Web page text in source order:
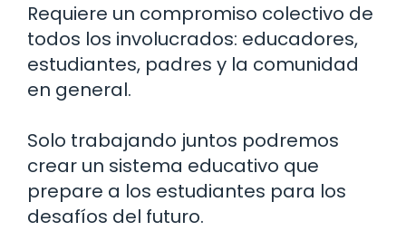
Requiere un compromiso colectivo de
todos los involucrados: educadores,
estudiantes, padres y la comunidad
en general.
Solo trabajando juntos podremos
crear un sistema educativo que
prepare a los estudiantes para los
desafíos del futuro.